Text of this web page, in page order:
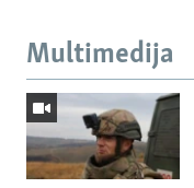
Multimedija